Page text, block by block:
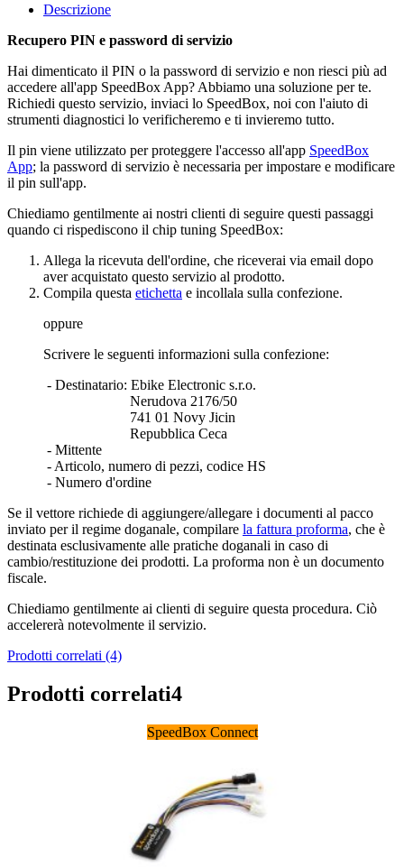
Descrizione
Recupero PIN e password di servizio
Hai dimenticato il PIN o la password di servizio e non riesci più ad
accedere all'app SpeedBox App? Abbiamo una soluzione per te.
Richiedi questo servizio, inviaci lo SpeedBox, noi con l'aiuto di
strumenti diagnostici lo verificheremo e ti invieremo tutto.
Il pin viene utilizzato per proteggere l'accesso all'app SpeedBox
App; la password di servizio è necessaria per impostare e modificare
il pin sull'app.
Chiediamo gentilmente ai nostri clienti di seguire questi passaggi
quando ci rispediscono il chip tuning SpeedBox:
Allega la ricevuta dell'ordine, che riceverai via email dopo
aver acquistato questo servizio al prodotto.
Compila questa etichetta e incollala sulla confezione.
oppure
Scrivere le seguenti informazioni sulla confezione:
- Destinatario: Ebike Electronic s.r.o.
Nerudova 2176/50
741 01 Novy Jicin
Repubblica Ceca
- Mittente
- Articolo, numero di pezzi, codice HS
- Numero d'ordine
Se il vettore richiede di aggiungere/allegare i documenti al pacco
inviato per il regime doganale, compilare la fattura proforma, che è
destinata esclusivamente alle pratiche doganali in caso di
cambio/restituzione dei prodotti. La proforma non è un documento
fiscale.
Chiediamo gentilmente ai clienti di seguire questa procedura. Ciò
accelererà notevolmente il servizio.
Prodotti correlati (4)
Prodotti correlati4
SpeedBox Connect